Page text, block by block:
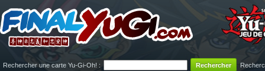
Rechercher une carte Yu-Gi-Oh! :